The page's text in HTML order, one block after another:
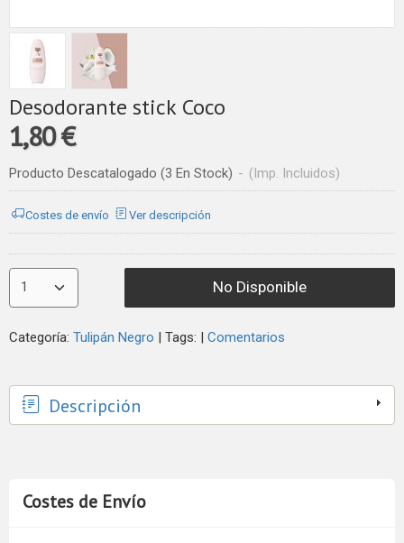
Costes de Envío
Desodorante stick Coco
1,80 €
Producto Descatalogado (3 En Stock) - (Imp. Incluidos)
Costes de envío Ver descripción
No Disponible
Categoría: Tulipán Negro | Tags: | Comentarios
Descripción